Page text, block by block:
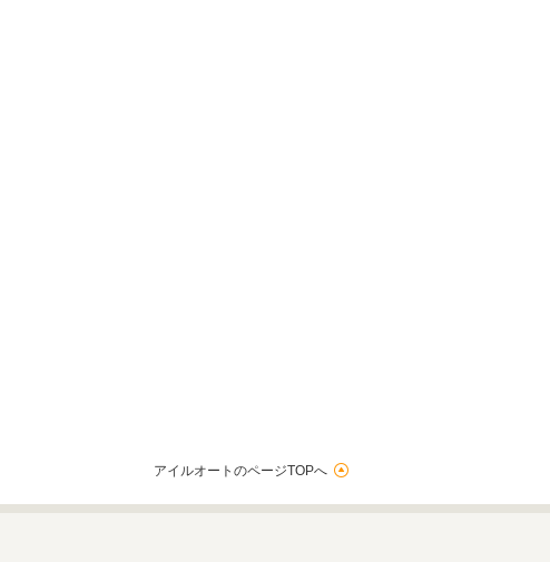
アイルオートのページTOPへ